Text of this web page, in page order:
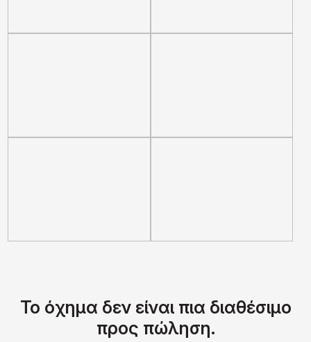
Το όχημα δεν είναι πια διαθέσιμο
προς πώληση.